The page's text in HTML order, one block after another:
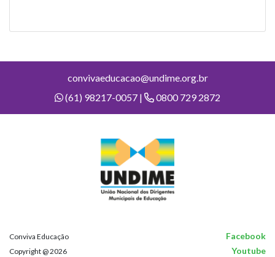
convivaeducacao@undime.org.br
(61) 98217-0057 |
0800 729 2872
Conviva Educação Facebook
Copyright @ 2026 Youtube